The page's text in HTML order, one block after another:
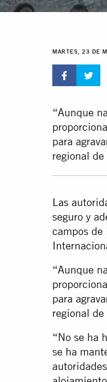
MARTES, 23 DE
“Aunque
para
regional
Las
seguro y
campos de
“Aunque
para
regional
“No se ha
se ha